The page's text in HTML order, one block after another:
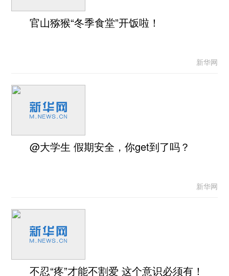
官山猕猴“冬季食堂”开饭啦！
新华网
@大学生 假期安全，你get到了吗？
新华网
不忍“疼”才能不割爱 这个意识必须有！